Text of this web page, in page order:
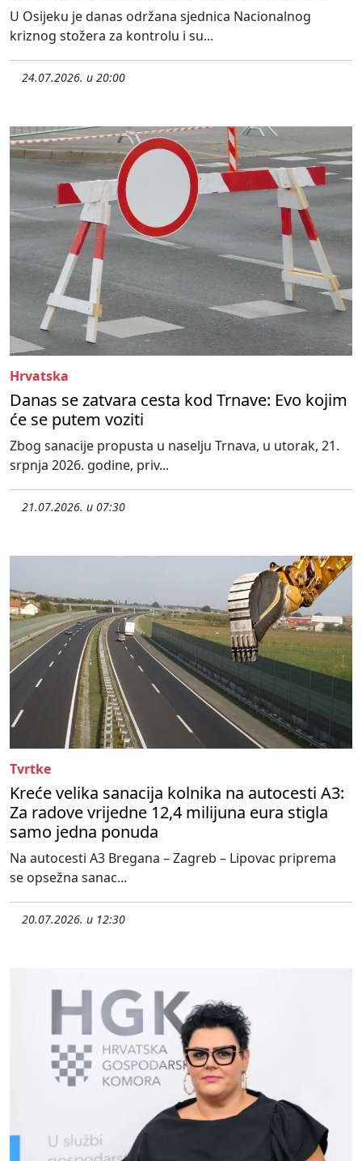
U Osijeku je danas održana sjednica Nacionalnog
kriznog stožera za kontrolu i su...
24.07.2026. u 20:00
Hrvatska
Danas se zatvara cesta kod Trnave: Evo kojim
će se putem voziti
Zbog sanacije propusta u naselju Trnava, u utorak, 21.
srpnja 2026. godine, priv...
21.07.2026. u 07:30
Tvrtke
Kreće velika sanacija kolnika na autocesti A3:
Za radove vrijedne 12,4 milijuna eura stigla
samo jedna ponuda
Na autocesti A3 Bregana – Zagreb – Lipovac priprema
se opsežna sanac...
20.07.2026. u 12:30